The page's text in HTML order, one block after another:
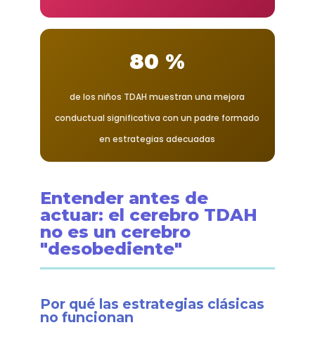
80 %
de los niños TDAH muestran una mejora
conductual significativa con un padre formado
en estrategias adecuadas
Entender antes de
actuar: el cerebro TDAH
no es un cerebro
"desobediente"
Por qué las estrategias clásicas
no funcionan